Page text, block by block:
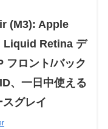
(M3): Apple
Liquid Retina デ
フロント/バック
、一日中使える
グレイ